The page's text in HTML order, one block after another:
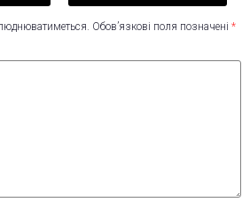
Обов’язкові поля позначені *